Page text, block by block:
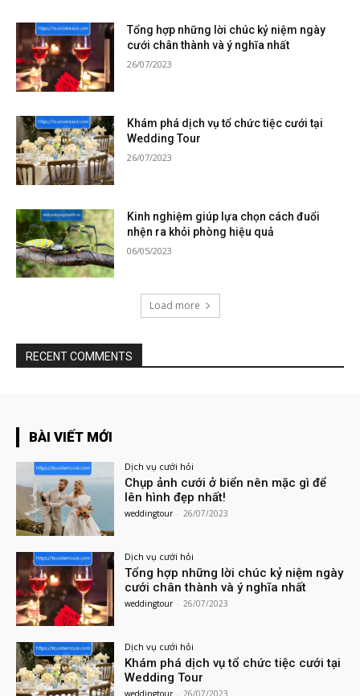
Tổng hợp những lời chúc kỷ niệm ngày
cưới chân thành và ý nghĩa nhất
26/07/2023
Khám phá dịch vụ tổ chức tiệc cưới tại
Wedding Tour
26/07/2023
Kinh nghiệm giúp lựa chọn cách đuổi
nhện ra khỏi phòng hiệu quả
06/05/2023
Load more
RECENT COMMENTS
BÀI VIẾT MỚI
Dịch vụ cưới hỏi
Chụp ảnh cưới ở biển nên mặc gì để
lên hình đẹp nhất!
weddingtour - 26/07/2023
Dịch vụ cưới hỏi
Tổng hợp những lời chúc kỷ niệm ngày
cưới chân thành và ý nghĩa nhất
weddingtour - 26/07/2023
Dịch vụ cưới hỏi
Khám phá dịch vụ tổ chức tiệc cưới tại
Wedding Tour
weddingtour - 26/07/2023